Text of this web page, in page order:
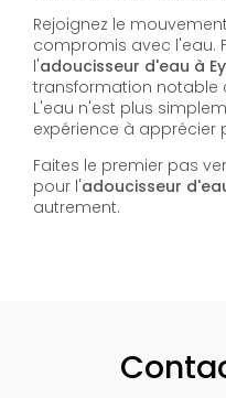
Rejoignez le
compromis avec l'eau.
l'adoucisseur d'eau à
transformation notable
L'eau n'est plus
expérience à apprécier
Faites le premier pas
pour l'adoucisseur
autrement.